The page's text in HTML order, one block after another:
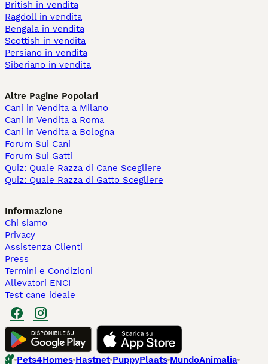
British in vendita
Ragdoll in vendita
Bengala in vendita
Scottish in vendita
Persiano in vendita
Siberiano in vendita
Altre Pagine Popolari
Cani in Vendita a Milano
Cani in Vendita a Roma
Cani in Vendita a Bologna
Forum Sui Cani
Forum Sui Gatti
Quiz: Quale Razza di Cane Scegliere
Quiz: Quale Razza di Gatto Scegliere
Informazione
Chi siamo
Privacy
Assistenza Clienti
Press
Termini e Condizioni
Allevatori ENCI
Test cane ideale
Pets4Homes Hastnet PuppyPlaats MundoAnimalia